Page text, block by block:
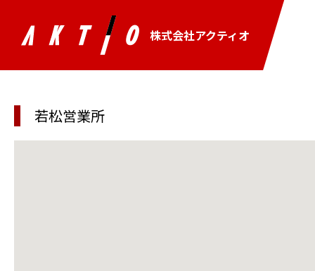
株式会社アクティオ
若松営業所